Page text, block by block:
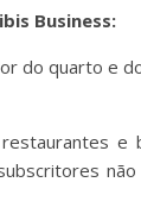
Business:
do quarto e
e